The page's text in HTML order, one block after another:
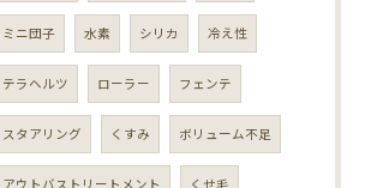
ミニ団子 水素 シリカ 冷え性
テラヘルツ ローラー フェンテ
スタアリング くすみ ボリューム不足
アウトバストリートメント くせ毛